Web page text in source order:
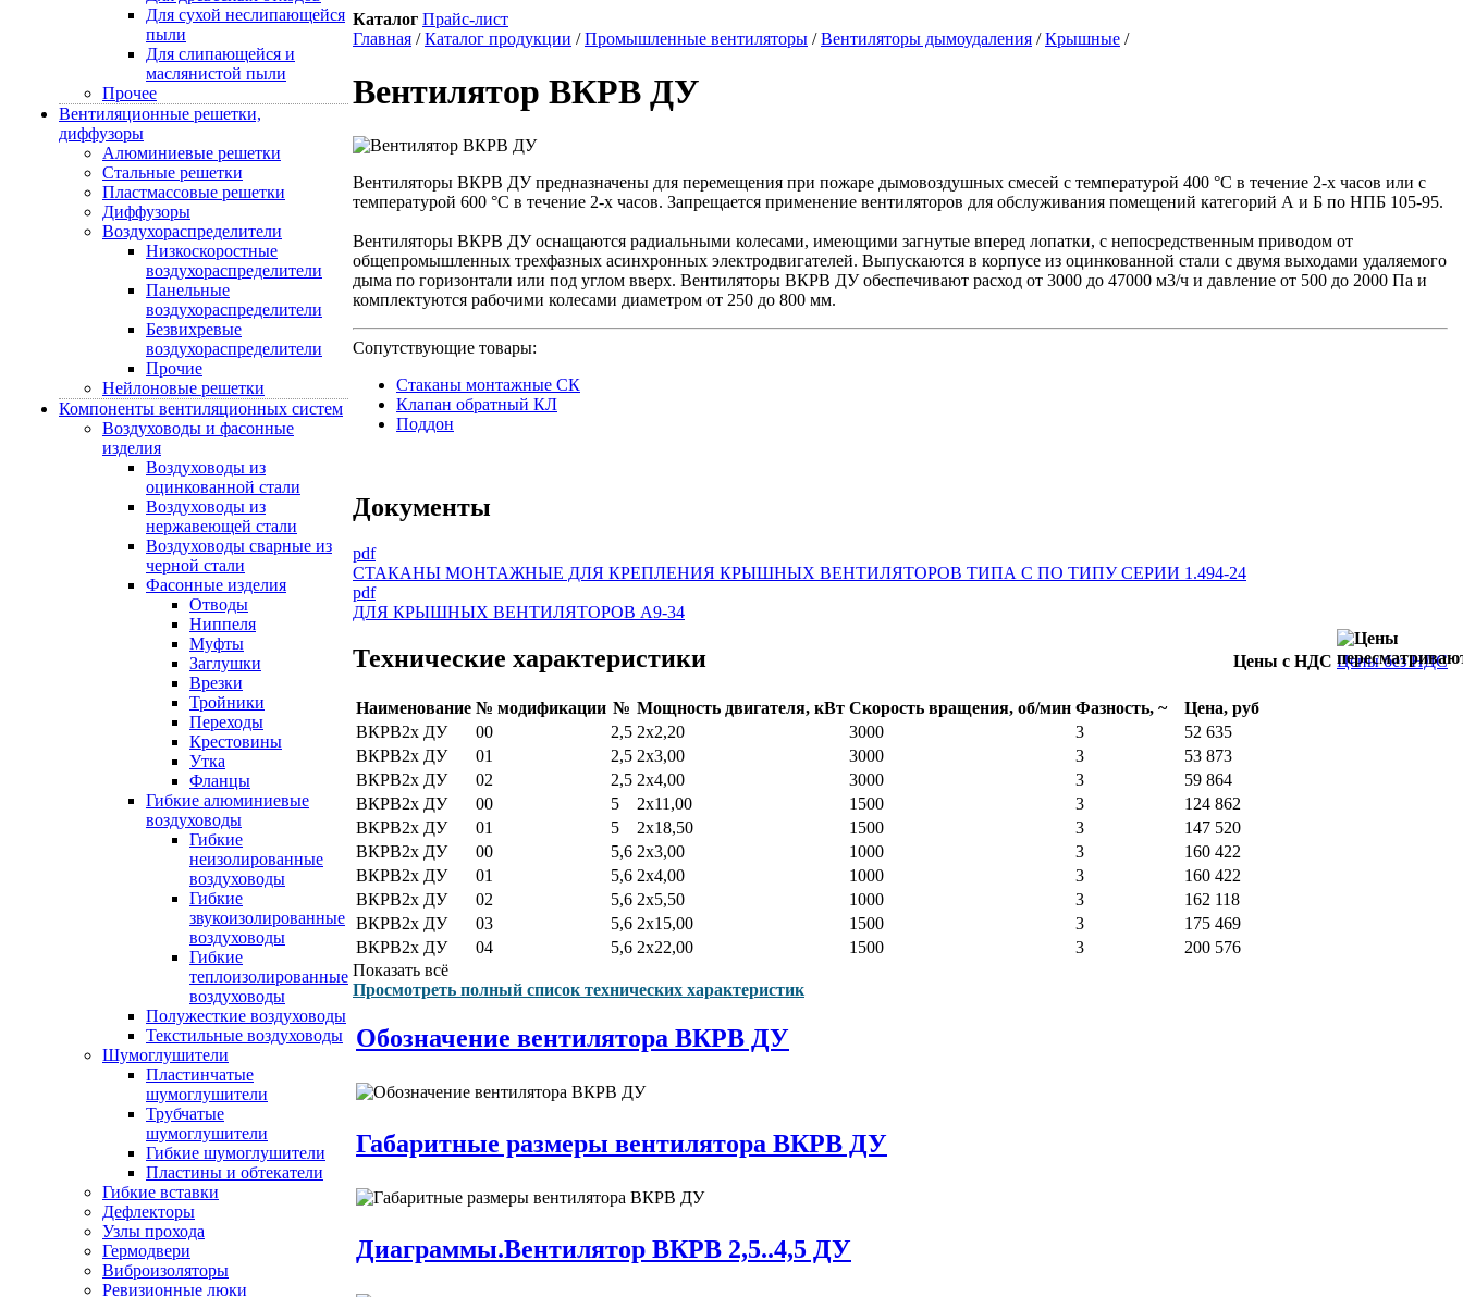
Для сухой неслипающейся
пыли
Для слипающейся и
маслянистой пыли
Прочее
Вентиляционные решетки,
диффузоры
Алюминиевые решетки
Стальные решетки
Пластмассовые решетки
Диффузоры
Воздухораспределители
Низкоскоростные
воздухораспределители
Панельные
воздухораспределители
Безвихревые
воздухораспределители
Прочие
Нейлоновые решетки
Компоненты вентиляционных систем
Воздуховоды и фасонные
изделия
Воздуховоды из
оцинкованной стали
Воздуховоды из
нержавеющей стали
Воздуховоды сварные из
черной стали
Фасонные изделия
Отводы
Ниппеля
Муфты
Заглушки
Врезки
Тройники
Переходы
Крестовины
Утка
Фланцы
Гибкие алюминиевые
воздуховоды
Гибкие
неизолированные
воздуховоды
Гибкие
звукоизолированные
воздуховоды
Гибкие
теплоизолированные
воздуховоды
Полужесткие воздуховоды
Текстильные воздуховоды
Шумоглушители
Пластинчатые
шумоглушители
Трубчатые
шумоглушители
Гибкие шумоглушители
Пластины и обтекатели
Гибкие вставки
Дефлекторы
Узлы прохода
Гермодвери
Виброизоляторы
Ревизионные люки
Каталог Прайс-лист
Главная /Каталог продукции /Промышленные вентиляторы /Вентиляторы дымоудаления /Крышные /
Вентилятор ВКРВ ДУ
Вентиляторы ВКРВ ДУ предназначены для перемещения при пожаре дымовоздушных смесей с температурой 400 °C в течение 2-х часов или с
температурой 600 °C в течение 2-х часов. Запрещается применение вентиляторов для обслуживания помещений категорий А и Б по НПБ 105-95.
Вентиляторы ВКРВ ДУ оснащаются радиальными колесами, имеющими загнутые вперед лопатки, с непосредственным приводом от
общепромышленных трехфазных асинхронных электродвигателей. Выпускаются в корпусе из оцинкованной стали с двумя выходами удаляемого
дыма по горизонтали или под углом вверх. Вентиляторы ВКРВ ДУ обеспечивают расход от 3000 до 47000 м3/ч и давление от 500 до 2000 Па и
комплектуются рабочими колесами диаметром от 250 до 800 мм.
Сопутствующие товары:
Стаканы монтажные СК
Клапан обратный КЛ
Поддон
Документы
pdf
СТАКАНЫ МОНТАЖНЫЕ ДЛЯ КРЕПЛЕНИЯ КРЫШНЫХ ВЕНТИЛЯТОРОВ ТИПА С ПО ТИПУ СЕРИИ 1.494-24
pdf
ДЛЯ КРЫШНЫХ ВЕНТИЛЯТОРОВ А9-34
Технические характеристики Цены с НДС Цены без НДС
Наименование № модификации № Мощность двигателя, кВт Скорость вращения, об/мин Фазность, ~
Цена, руб
ВКРВ2х ДУ
00 2,5 2x2,20 3000 3
52 635
ВКРВ2х ДУ
01 2,5 2x3,00 3000 3
53 873
ВКРВ2х ДУ
02 2,5 2x4,00 3000 3
59 864
ВКРВ2х ДУ
00 5 2x11,00 1500 3
124 862
ВКРВ2х ДУ
01 5 2x18,50 1500 3
147 520
ВКРВ2х ДУ
00 5,6 2x3,00 1000 3
160 422
ВКРВ2х ДУ
01 5,6 2x4,00 1000 3
160 422
ВКРВ2х ДУ
02 5,6 2x5,50 1000 3
162 118
ВКРВ2х ДУ
03 5,6 2x15,00 1500 3
175 469
ВКРВ2х ДУ
04 5,6 2x22,00 1500 3
200 576
Показать всё
Просмотреть полный список технических характеристик
Обозначение вентилятора ВКРВ ДУ
Габаритные размеры вентилятора ВКРВ ДУ
Диаграммы.Вентилятор ВКРВ 2,5..4,5 ДУ